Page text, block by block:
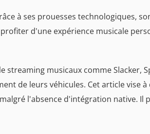
à ses prouesses technologiques,
d'une expérience musicale
streaming musicaux comme Slacker,
de leurs véhicules. Cet article vise
l'absence d'intégration native.